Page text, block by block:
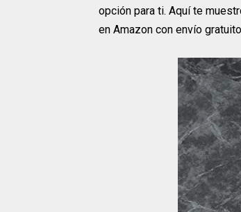
opción para ti. Aquí te
en Amazon con envío